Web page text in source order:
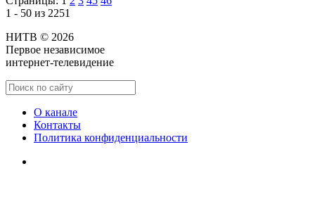
1 - 50 из 2251
НИТВ © 2026
Первое независимое
интернет-телевидение
О канале
Контакты
Политика конфиденциальности